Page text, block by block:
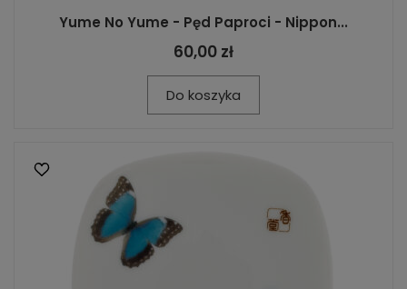
Yume No Yume - Pęd Paproci - Nippon...
60,00 zł
Do koszyka